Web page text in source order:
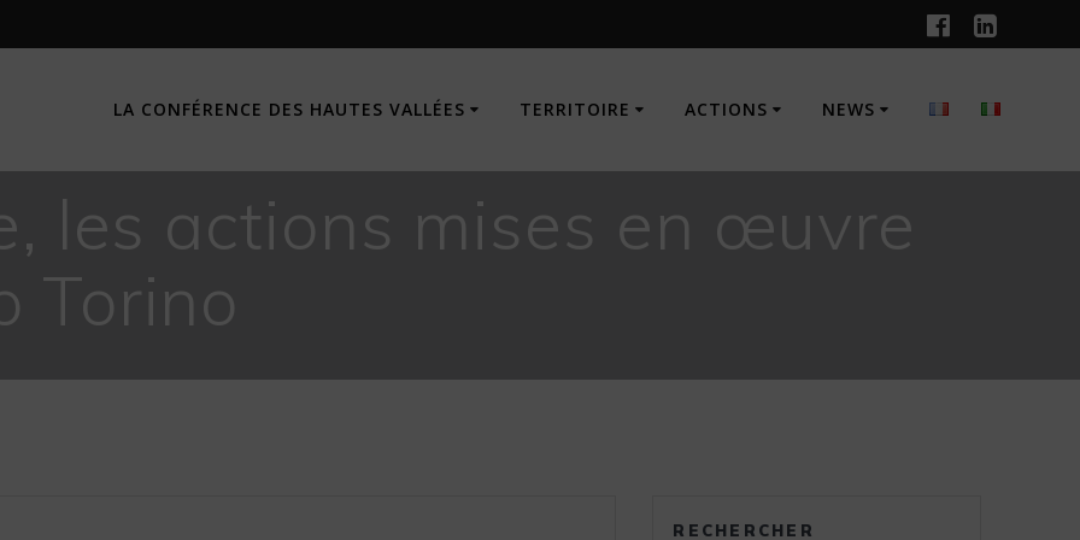
LA CONFÉRENCE DES HAUTES VALLÉES TERRITOIRE ACTIONS NEWS
les actions mises en œuvre
Torino
RECHERCHER